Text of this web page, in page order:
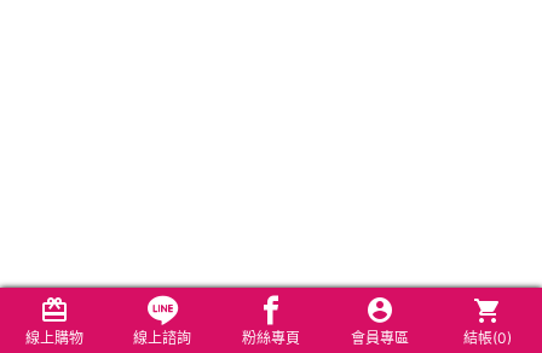
線上購物 線上諮詢 粉絲專頁 會員專區 結帳(0)